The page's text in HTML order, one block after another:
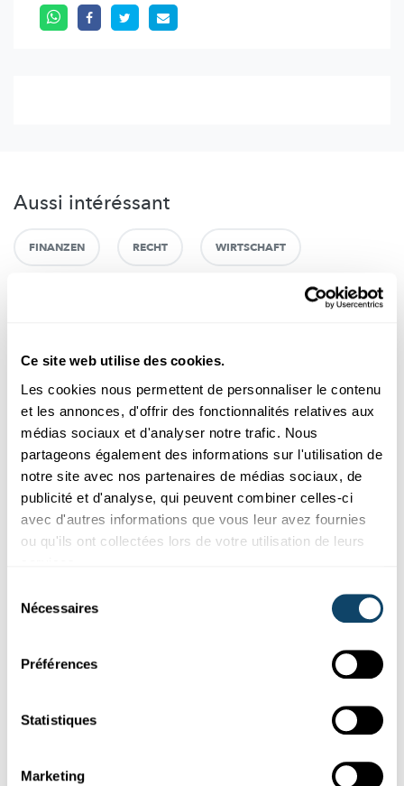
Ce site web utilise des cookies.
Les cookies nous permettent de personnaliser le contenu
et les annonces, d'offrir des fonctionnalités relatives aux
médias sociaux et d'analyser notre trafic. Nous
partageons également des informations sur l'utilisation de
notre site avec nos partenaires de médias sociaux, de
publicité et d'analyse, qui peuvent combiner celles-ci
avec d'autres informations que vous leur avez fournies
ou qu'ils ont collectées lors de votre utilisation de leurs
Nécessaires
Préférences
Statistiques
Marketing
Aussi intéréssant
FINANZEN RECHT WIRTSCHAFT
Recherche au Luxembourg
LACUNE DANS LA BLOCKCHAIN
Cryptomonnaie : Des pratiques frauduleuses
Une escroquerie dans la blockchain de la cryptomonnaie Ether
du Luxembou...